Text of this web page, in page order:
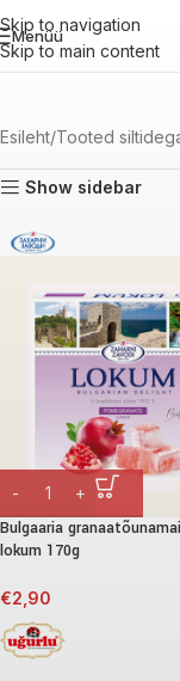
Skip to navigation
Skip to main content
Menüü
Esileht Tooted
Show sidebar
Bulgaaria
lokum 170g
€2,90